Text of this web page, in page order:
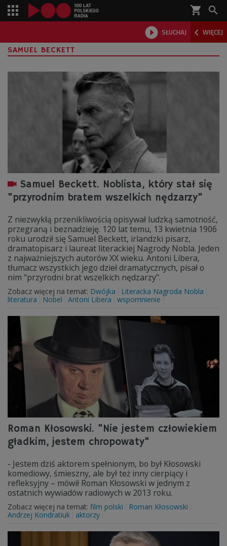
shopping_cart 
 SŁUCHAJ  WIĘCEJ

SAMUEL BECKETT
Samuel Beckett. Noblista, który stał się
"przyrodnim bratem wszelkich nędzarzy"
Z niezwykłą przenikliwością opisywał ludzką samotność,
przegraną i beznadzieję. 120 lat temu, 13 kwietnia 1906
roku urodził się Samuel Beckett, irlandzki pisarz,
dramatopisarz i laureat literackiej Nagrody Nobla. Jeden
z najważniejszych autorów XX wieku. Antoni Libera,
tłumacz wszystkich jego dzieł dramatycznych, pisał o
nim "przyrodni brat wszelkich nędzarzy".
Zobacz więcej na temat: Dwójka
Literacka Nagroda Nobla
literatura
Nobel Antoni Libera wspomnienie
Roman Kłosowski. "Nie jestem człowiekiem
gładkim, jestem chropowaty"
- Jestem dziś aktorem spełnionym, bo był Kłosowski
komediowy, śmieszny, ale był też inny cierpiący i
refleksyjny – mówił Roman Kłosowski w jednym z
ostatnich wywiadów radiowych w 2013 roku.
Zobacz więcej na temat: film polski
Roman Kłosowski
Andrzej Kondratiuk
aktorzy